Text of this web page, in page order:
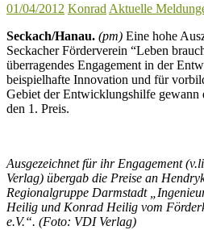
01/04/2012 Konrad Aktuelle
Seckach/Hanau. (pm) Eine hohe
Seckacher Förderverein “Leben
überragendes Engagement in der
beispielhafte Innovation und für
Gebiet der Entwicklungshilfe gewann
den 1. Preis.
Ausgezeichnet für ihr Engagement
Verlag) übergab die Preise an
Regionalgruppe Darmstadt
Heilig und Konrad Heilig vom
e.V.“. (Foto: VDI Verlag)